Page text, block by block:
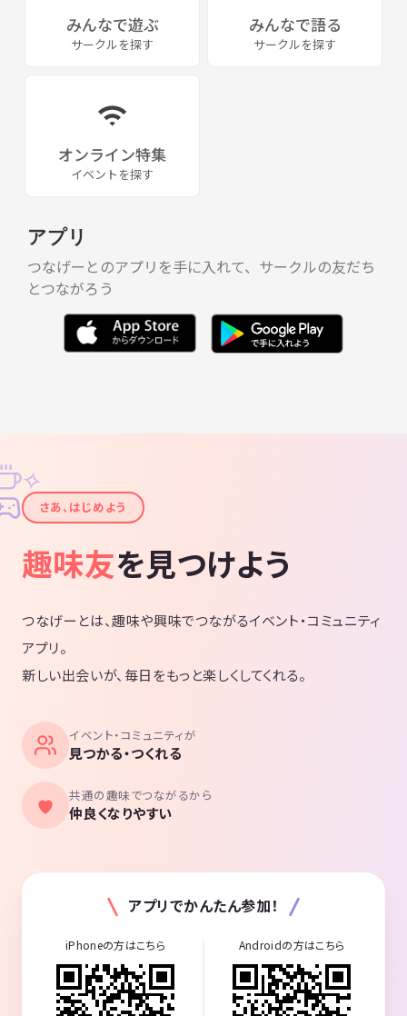
・4/29(水) 19:00~21:00 旗の台
・5/2 (土) 15:45-18:15 立会川 or 大井町
・5/22(金) 17:30-21:30 品川シーサイド or 青物横丁
みんなで遊ぶ
サークルを探す
みんなで語る
サークルを探す
オンライン特集
イベントを探す
アプリ
つなげーとのアプリを手に入れて、サークルの友だち
とつながろう
✦
✧
さあ、はじめよう
趣味友を見つけよう
つなげーとは、趣味や興味でつながるイベント・コミュニティ
アプリ。
新しい出会いが、毎日をもっと楽しくしてくれる。
イベント・コミュニティが
見つかる・つくれる
共通の趣味でつながるから
仲良くなりやすい
アプリでかんたん参加！
iPhoneの方はこちら Androidの方はこちら